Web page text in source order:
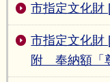
市指定文化財
市指定文化
附 奉納額「